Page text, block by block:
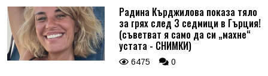
Радина Кърджилова показа тяло
за грях след 3 седмици в Гърция!
(съветват я само да си „махне“
устата - СНИМКИ)
6475 0